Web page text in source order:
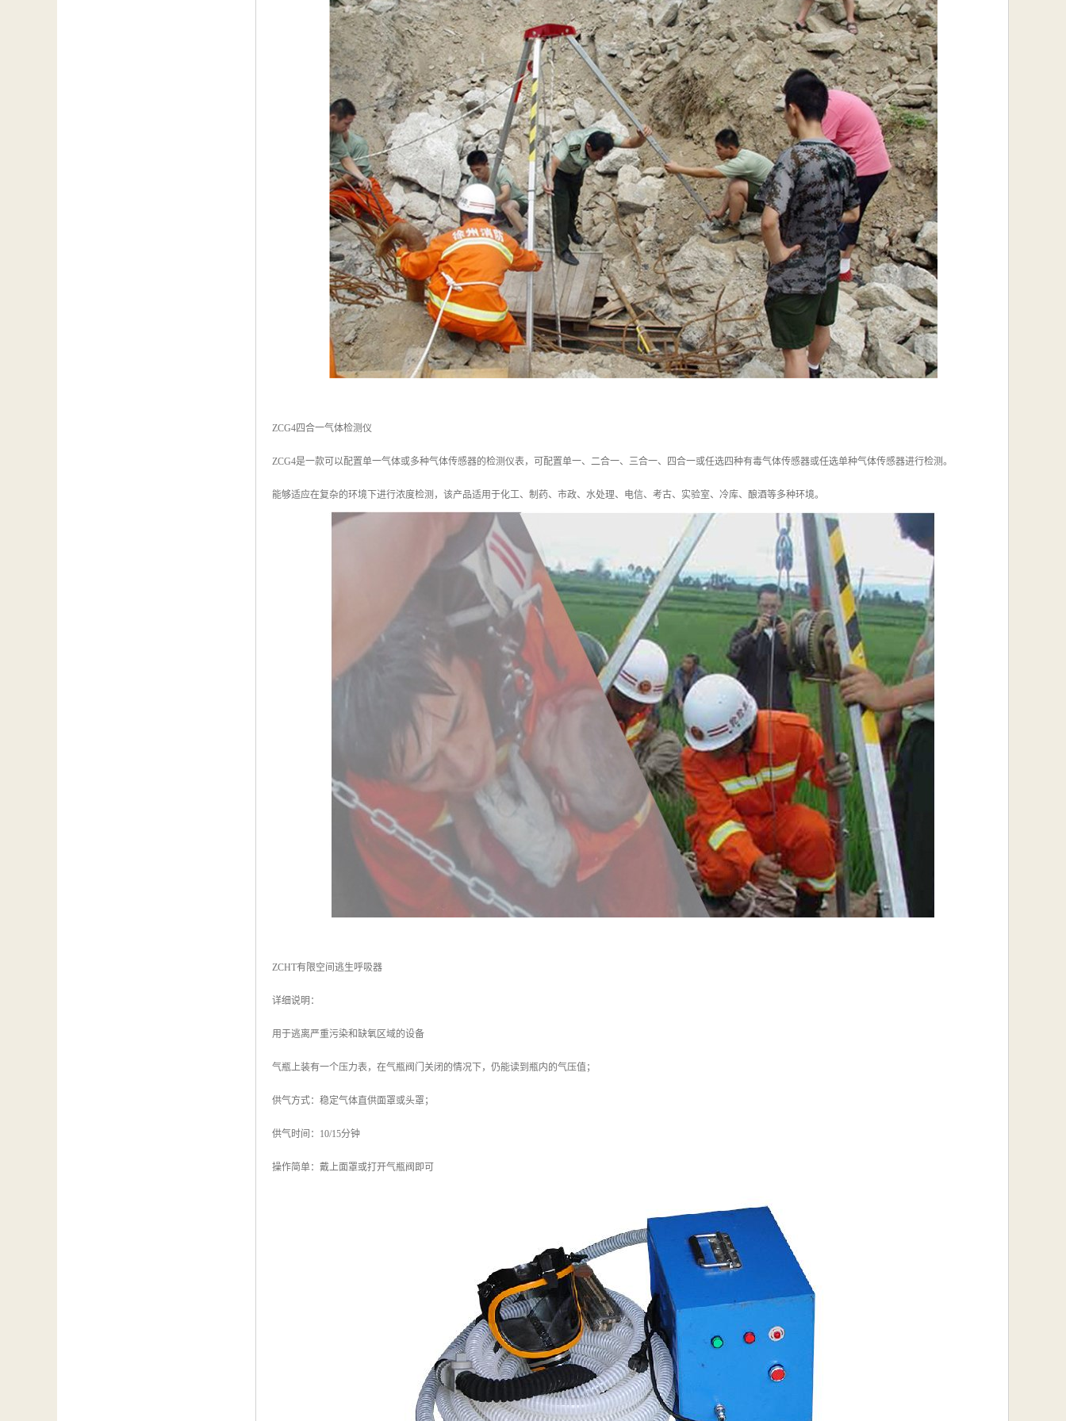
ZCG4四合一气体检测仪
ZCG4是一款可以配置单一气体或多种气体传感器的检测仪表，可配置单一、二合一、三合一、四合一或任选四种有毒气体传感器或任选单种气体传感器进行检测。
能够适应在复杂的环境下进行浓度检测，该产品适用于化工、制药、市政、水处理、电信、考古、实验室、冷库、酿酒等多种环境。
ZCHT有限空间逃生呼吸器
详细说明：
用于逃离严重污染和缺氧区域的设备
气瓶上装有一个压力表，在气瓶阀门关闭的情况下，仍能读到瓶内的气压值；
供气方式：稳定气体直供面罩或头罩；
供气时间：10/15分钟
操作简单：戴上面罩或打开气瓶阀即可